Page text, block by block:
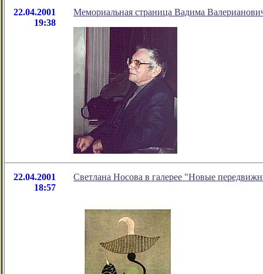
22.04.2001
19:38
Мемориальная страница Вадима
22.04.2001
18:57
Светлана Носова в галерее "Новые